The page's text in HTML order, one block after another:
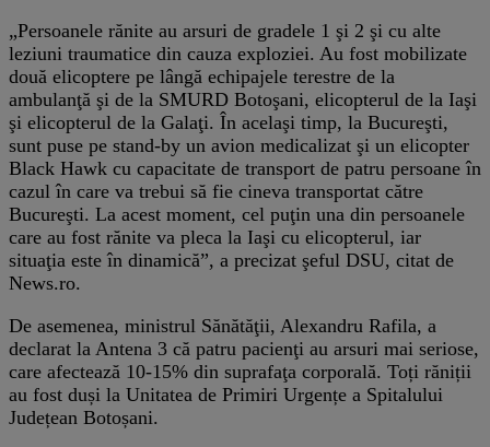
„Persoanele rănite au arsuri de gradele 1 şi 2 şi cu alte
leziuni traumatice din cauza exploziei. Au fost mobilizate
două elicoptere pe lângă echipajele terestre de la
ambulanţă şi de la SMURD Botoşani, elicopterul de la Iaşi
şi elicopterul de la Galaţi. În acelaşi timp, la Bucureşti,
sunt puse pe stand-by un avion medicalizat şi un elicopter
Black Hawk cu capacitate de transport de patru persoane în
cazul în care va trebui să fie cineva transportat către
Bucureşti. La acest moment, cel puţin una din persoanele
care au fost rănite va pleca la Iaşi cu elicopterul, iar
situaţia este în dinamică”, a precizat şeful DSU, citat de
News.ro.
De asemenea, ministrul Sănătăţii, Alexandru Rafila, a
declarat la Antena 3 că patru pacienţi au arsuri mai seriose,
care afectează 10-15% din suprafaţa corporală. Toți răniții
au fost duși la Unitatea de Primiri Urgențe a Spitalului
Județean Botoșani.